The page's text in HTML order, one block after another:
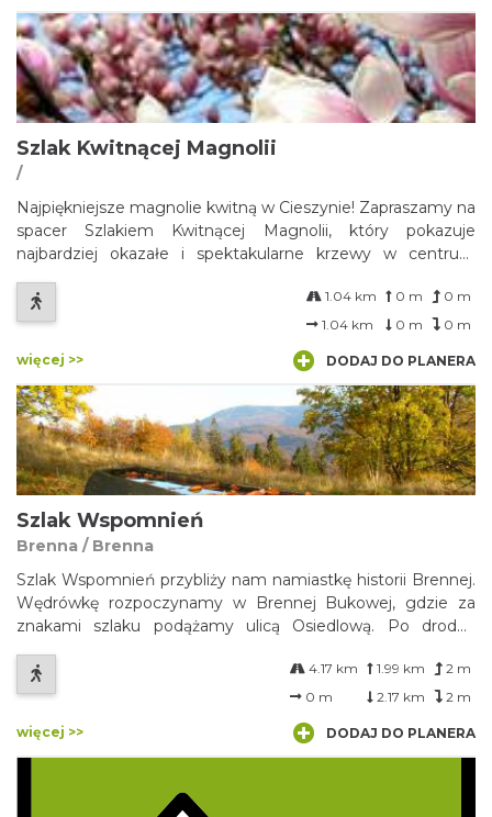
Szlak Kwitnącej Magnolii
/
Najpiękniejsze magnolie kwitną w Cieszynie! Zapraszamy na
spacer Szlakiem Kwitnącej Magnolii, który pokazuje
najbardziej okazałe i spektakularne krzewy w centrum
przejście nim zajmuje ok. 1 godziny. Najlepiej zwiedzać go z
początkiem kwietnia, kiedy to magnolie puszczają pąki i w
1.04 km 0 m
0 m
1.04 km
0 m 0 m
więcej >> DODAJ DO PLANERA
Szlak Wspomnień
Brenna / Brenna
Szlak Wspomnień przybliży nam namiastkę historii Brennej.
Wędrówkę rozpoczynamy w Brennej Bukowej, gdzie za
znakami szlaku podążamy ulicą Osiedlową. Po drodze
daglezji. Idąc dalej napotykamy pomnik upamiętniający
śmierć partyzantów. Po dosyć stromym podejściu
dochodzimy do Krzyża Zakochanych.
4.17 km 1.99 km
2 m
0 m
2.17 km 2 m
więcej >> DODAJ DO PLANERA